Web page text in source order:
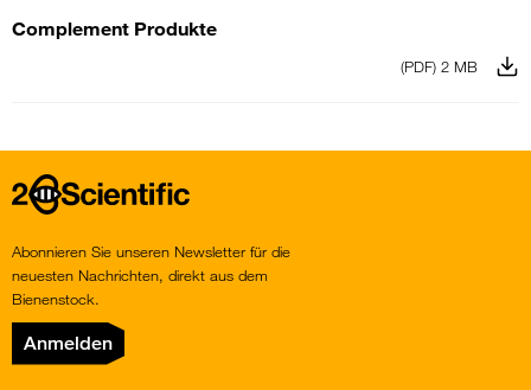
Complement Produkte
(PDF) 2 MB
Home
Abonnieren Sie unseren Newsletter für die
neuesten Nachrichten, direkt aus dem
Bienenstock.
Anmelden